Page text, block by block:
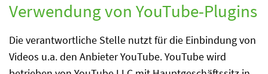
Verwendung von YouTube-Plugins
Die verantwortliche Stelle nutzt für die Einbindung von
Videos u.a. den Anbieter YouTube. YouTube wird